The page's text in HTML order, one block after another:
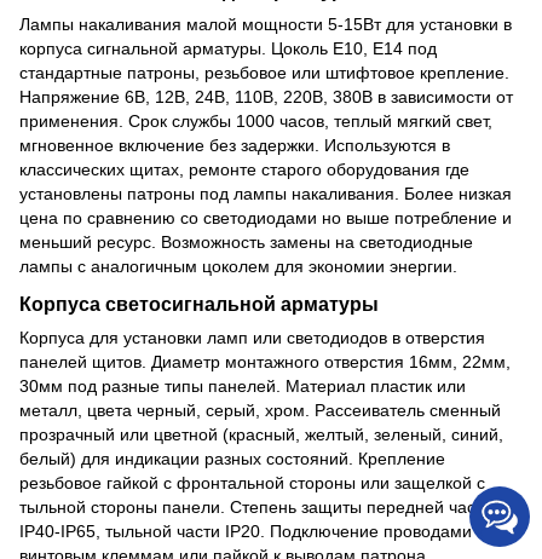
Лампы накаливания малой мощности 5-15Вт для установки в
корпуса сигнальной арматуры. Цоколь E10, E14 под
стандартные патроны, резьбовое или штифтовое крепление.
Напряжение 6В, 12В, 24В, 110В, 220В, 380В в зависимости от
применения. Срок службы 1000 часов, теплый мягкий свет,
мгновенное включение без задержки. Используются в
классических щитах, ремонте старого оборудования где
установлены патроны под лампы накаливания. Более низкая
цена по сравнению со светодиодами но выше потребление и
меньший ресурс. Возможность замены на светодиодные
лампы с аналогичным цоколем для экономии энергии.
Корпуса светосигнальной арматуры
Корпуса для установки ламп или светодиодов в отверстия
панелей щитов. Диаметр монтажного отверстия 16мм, 22мм,
30мм под разные типы панелей. Материал пластик или
металл, цвета черный, серый, хром. Рассеиватель сменный
прозрачный или цветной (красный, желтый, зеленый, синий,
белый) для индикации разных состояний. Крепление
резьбовое гайкой с фронтальной стороны или защелкой с
тыльной стороны панели. Степень защиты передней части
IP40-IP65, тыльной части IP20. Подключение проводами к
винтовым клеммам или пайкой к выводам патрона.